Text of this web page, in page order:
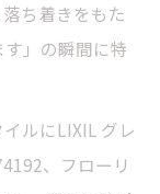
ち着きをもた
」の瞬間に特
ルにLIXIL グレ
、フローリ